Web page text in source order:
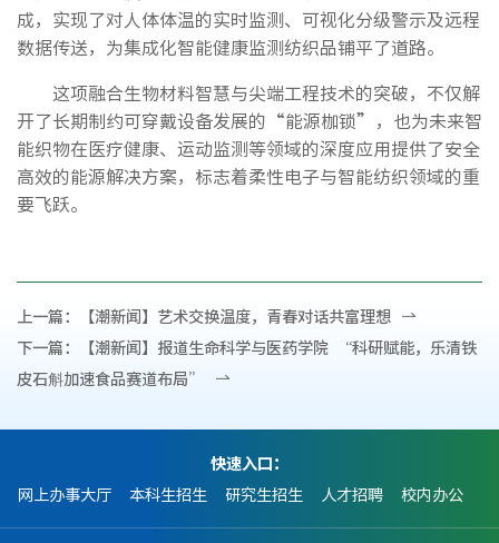
成，实现了对人体体温的实时监测、可视化分级警示及远程
数据传送，为集成化智能健康监测纺织品铺平了道路。
这项融合生物材料智慧与尖端工程技术的突破，不仅解
开了长期制约可穿戴设备发展的“能源枷锁”，也为未来智
能织物在医疗健康、运动监测等领域的深度应用提供了安全
高效的能源解决方案，标志着柔性电子与智能纺织领域的重
要飞跃。
上一篇：
【潮新闻】艺术交换温度，青春对话共富理想
下一篇：
【潮新闻】报道生命科学与医药学院 “科研赋能，乐清铁
皮石斛加速食品赛道布局”
快速入口：
网上办事大厅
本科生招生 研究生招生 人才招聘 校内办公